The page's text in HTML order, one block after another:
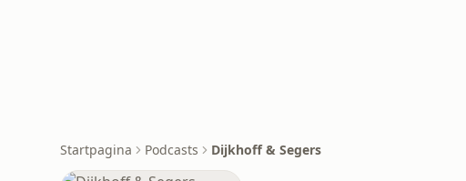
Startpagina Podcasts Dijkhoff & Segers